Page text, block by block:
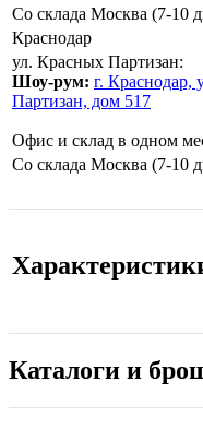
Со склада Москва (7-10
Краснодар
ул. Красных Партизан:
Шоу-рум: г. Краснодар,
Партизан, дом 517
Офис и склад в одном
Со склада Москва (7-10
Каталоги и